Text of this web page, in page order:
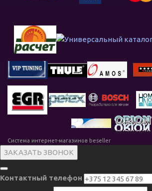
Система интернет-магазинов beseller
ЗАКАЗАТЬ ЗВОНОК
Контактный телефон